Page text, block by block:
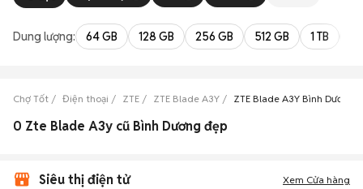
Dung lượng: 64 GB 128 GB 256 GB 512 GB 1 TB
Chợ Tốt Điện thoại ZTE ZTE Blade A3Y ZTE Blade A3Y Bình Dương
0 Zte Blade A3y cũ Bình Dương đẹp
Siêu thị điện tử Xem Cửa hàng